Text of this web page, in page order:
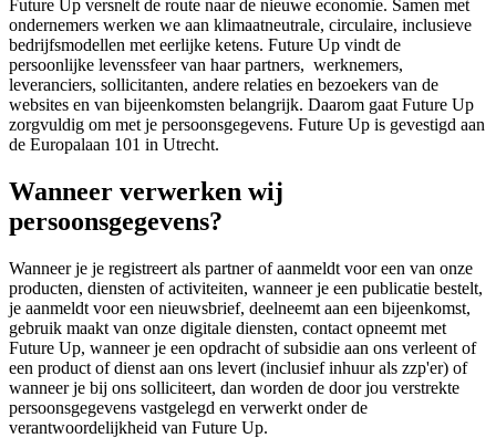
Future Up versnelt de route naar de nieuwe economie. Samen met
ondernemers werken we aan klimaatneutrale, circulaire, inclusieve
bedrijfsmodellen met eerlijke ketens. Future Up vindt de
persoonlijke levenssfeer van haar partners, werknemers,
leveranciers, sollicitanten, andere relaties en bezoekers van de
websites en van bijeenkomsten belangrijk. Daarom gaat Future Up
zorgvuldig om met je persoonsgegevens. Future Up is gevestigd aan
de Europalaan 101 in Utrecht.
Wanneer verwerken wij
persoonsgegevens?
Wanneer je je registreert als partner of aanmeldt voor een van onze
producten, diensten of activiteiten, wanneer je een publicatie bestelt,
je aanmeldt voor een nieuwsbrief, deelneemt aan een bijeenkomst,
gebruik maakt van onze digitale diensten, contact opneemt met
Future Up, wanneer je een opdracht of subsidie aan ons verleent of
een product of dienst aan ons levert (inclusief inhuur als zzp'er) of
wanneer je bij ons solliciteert, dan worden de door jou verstrekte
persoonsgegevens vastgelegd en verwerkt onder de
verantwoordelijkheid van Future Up.